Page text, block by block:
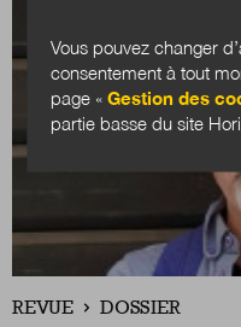
REVUE DOSSIER
Vous pouvez changer
consentement à tout
page «Gestion des
partie basse du site